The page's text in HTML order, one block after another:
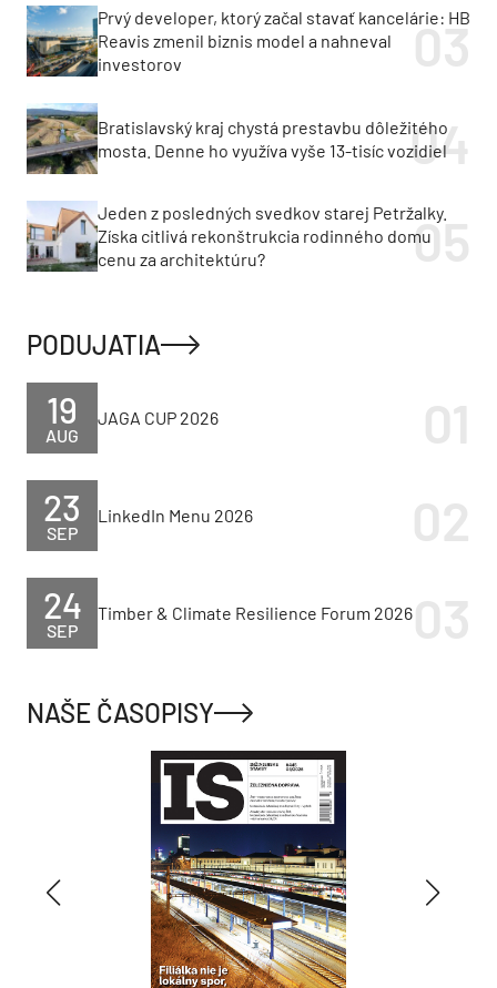
Prvý developer, ktorý začal stavať kancelárie: HB
Reavis zmenil biznis model a nahneval
investorov
Bratislavský kraj chystá prestavbu dôležitého
mosta. Denne ho využíva vyše 13-tisíc vozidiel
Jeden z posledných svedkov starej Petržalky.
Získa citlivá rekonštrukcia rodinného domu
cenu za architektúru?
PODUJATIA
AUG
19 JAGA CUP 2026
SEP
23 LinkedIn Menu 2026
SEP
24 Timber & Climate Resilience Forum 2026
NAŠE ČASOPISY